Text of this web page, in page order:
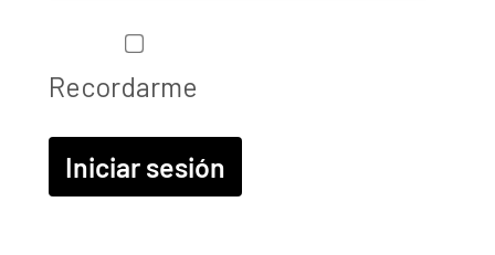
Recordarme